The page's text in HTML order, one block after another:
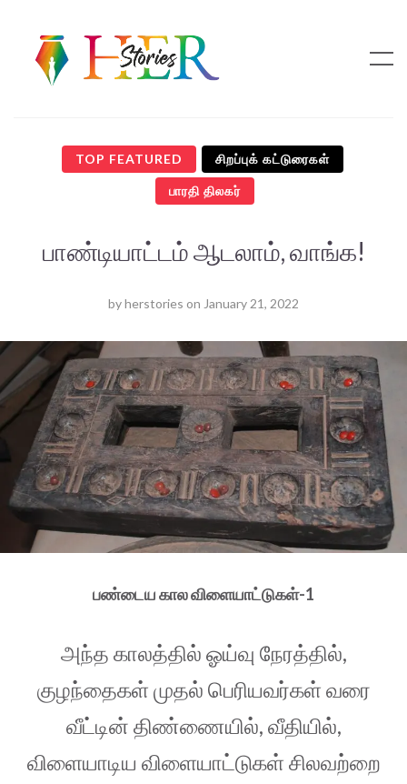
TOP FEATURED சிறப்புக் கட்டுரைகள்
பாரதி திலகர்
பாண்டியாட்டம் ஆடலாம், வாங்க!
byherstories on January 21, 2022
பண்டைய கால விளையாட்டுகள்-1
அந்த காலத்தில் ஓய்வு நேரத்தில்,
குழந்தைகள் முதல் பெரியவர்கள் வரை
வீட்டின் திண்ணையில், வீதியில்,
விளையாடிய விளையாட்டுகள் சிலவற்றை